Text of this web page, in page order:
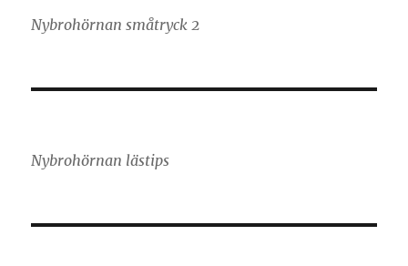
Nybrohörnan småtryck 2
Nybrohörnan lästips